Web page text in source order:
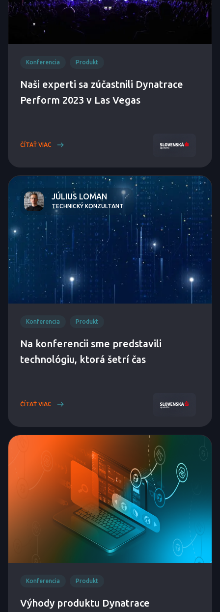
Konferencia Produkt
Naši experti sa zúčastnili Dynatrace
Perform 2023 v Las Vegas
ČÍTAŤ VIAC
JÚLIUS LOMAN
TECHNICKÝ KONZULTANT
Konferencia Produkt
Na konferencii sme predstavili
technológiu, ktorá šetrí čas
ČÍTAŤ VIAC
Konferencia Produkt
Výhody produktu Dynatrace